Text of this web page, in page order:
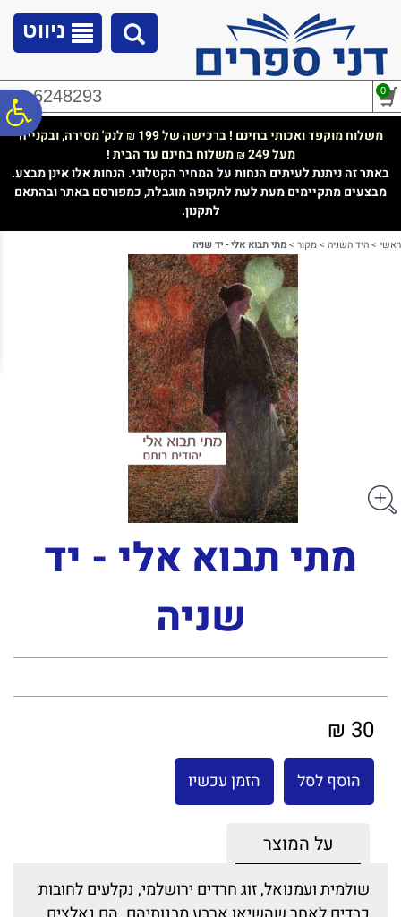
נגישות
ניווט
02-6248293 0
משלוח מוקפד ואכותי בחינם ! ברכישה של 199 ₪ לנק' מסירה, ובקנייה
מעל 249
₪משלוח בחינם עד הבית !
באתר זה ניתנת לעיתים הנחות על המחיר הקטלוגי. הנחות אלו אינן מבצע.
מבצעים מתקיימים מעת לעת לתקופה מוגבלת, כמפורסם באתר ובהתאם
לתקנון.
ראשי >היד השניה >מקור >מתי תבוא אלי - יד שניה
מתי תבוא אלי - יד
שניה
30 ₪
הוסף לסל הזמן עכשיו
על המוצר
שולמית ועמנואל, זוג חרדים ירושלמי, נקלעים לחובות